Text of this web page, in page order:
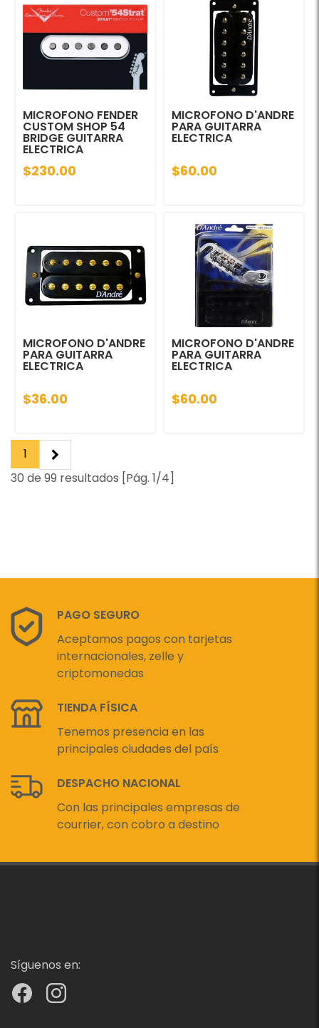
MICROFONO FENDER
CUSTOM SHOP 54
BRIDGE GUITARRA
ELECTRICA
$230.00
MICROFONO D'ANDRE
PARA GUITARRA
ELECTRICA
$60.00
MICROFONO D'ANDRE
PARA GUITARRA
ELECTRICA
$36.00
MICROFONO D'ANDRE
PARA GUITARRA
ELECTRICA
$60.00
1
30 de 99 resultados [Pág. 1/4]
PAGO SEGURO
Aceptamos pagos con tarjetas
internacionales, zelle y
criptomonedas
TIENDA FÍSICA
Tenemos presencia en las
principales ciudades del país
DESPACHO NACIONAL
Con las principales empresas de
courrier, con cobro a destino
Síguenos en: